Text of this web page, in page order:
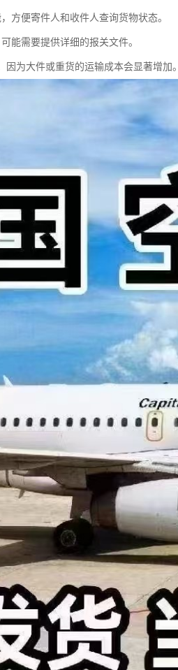
方便寄件人和收件人查询货物状态。
能需要提供详细的报关文件。
为大件或重货的运输成本会显著增加。